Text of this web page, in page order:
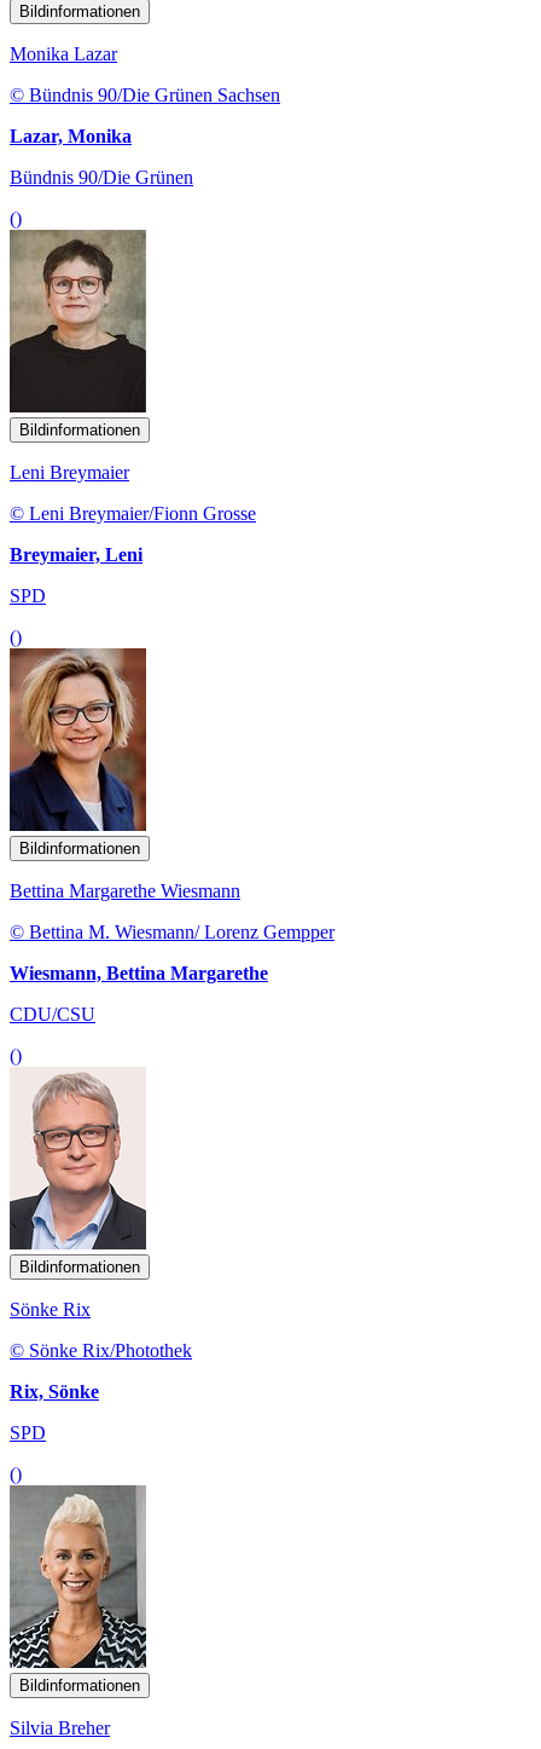
Bildinformationen
Monika Lazar
© Bündnis 90/Die Grünen Sachsen
Lazar, Monika
Bündnis 90/Die Grünen
()
Bildinformationen
Leni Breymaier
© Leni Breymaier/Fionn Grosse
Breymaier, Leni
SPD
()
Bildinformationen
Bettina Margarethe Wiesmann
© Bettina M. Wiesmann/ Lorenz Gempper
Wiesmann, Bettina Margarethe
CDU/CSU
()
Bildinformationen
Sönke Rix
© Sönke Rix/Photothek
Rix, Sönke
SPD
()
Bildinformationen
Silvia Breher